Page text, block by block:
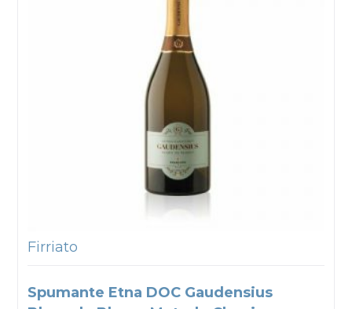
Firriato
Spumante Etna DOC Gaudensius